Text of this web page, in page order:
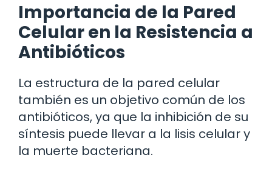
Importancia de la Pared
Celular en la Resistencia a
Antibióticos
La estructura de la pared celular
también es un objetivo común de los
antibióticos, ya que la inhibición de su
síntesis puede llevar a la lisis celular y
la muerte bacteriana.